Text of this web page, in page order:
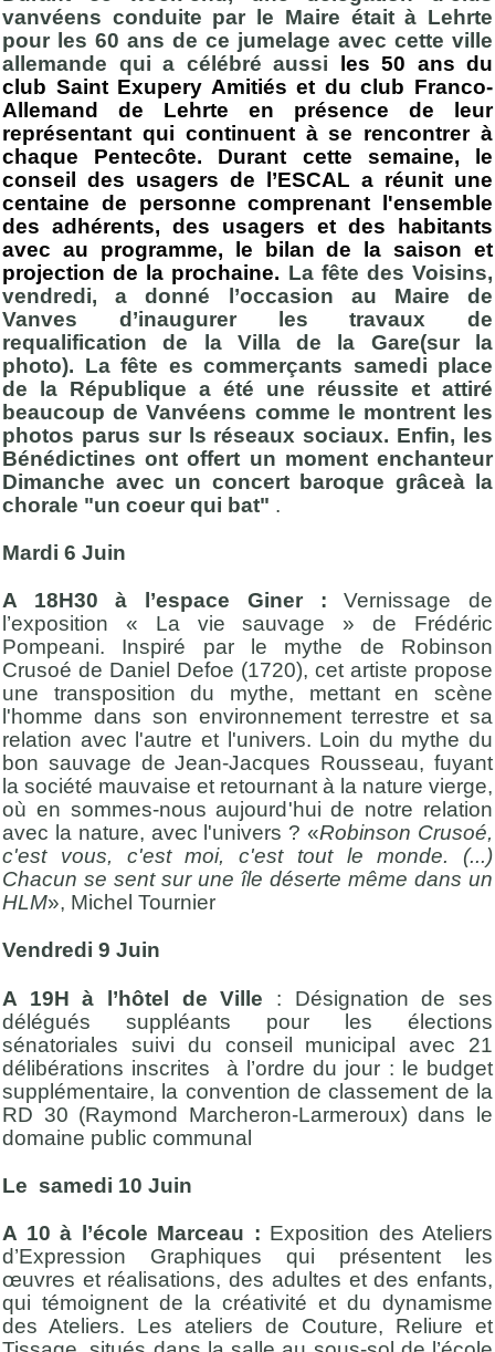
vanvéens conduite par le Maire était à Lehrte
pour les 60 ans de ce jumelage avec cette ville
allemande qui a célébré aussi les 50 ans du
club Saint Exupery Amitiés et du club Franco-
Allemand de Lehrte en présence de leur
représentant qui continuent à se rencontrer à
chaque Pentecôte. Durant cette semaine, le
conseil des usagers de l’ESCAL a réunit une
centaine de personne comprenant l'ensemble
des adhérents, des usagers et des habitants
avec au programme, le bilan de la saison et
projection de la prochaine. La fête des Voisins,
vendredi, a donné l’occasion au Maire de
Vanves d’inaugurer les travaux de
requalification de la Villa de la Gare(sur la
photo). La fête es commerçants samedi place
de la République a été une réussite et attiré
beaucoup de Vanvéens comme le montrent les
photos parus sur ls réseaux sociaux. Enfin, les
Bénédictines ont offert un moment enchanteur
Dimanche avec un concert baroque grâceà la
chorale "un coeur qui bat" .
Mardi 6 Juin
A 18H30 à l’espace Giner :Vernissage de
l’exposition « La vie sauvage » de Frédéric
Pompeani. Inspiré par le mythe de Robinson
Crusoé de Daniel Defoe (1720), cet artiste propose
une transposition du mythe, mettant en scène
l'homme dans son environnement terrestre et sa
relation avec l'autre et l'univers. Loin du mythe du
bon sauvage de Jean-Jacques Rousseau, fuyant
la société mauvaise et retournant à la nature vierge,
où en sommes-nous aujourd'hui de notre relation
avec la nature, avec l'univers ? «Robinson Crusoé,
c'est vous, c'est moi, c'est tout le monde. (...)
Chacun se sent sur une île déserte même dans un
HLM», Michel Tournier
Vendredi 9 Juin
A 19H à l’hôtel de Ville : Désignation de ses
délégués suppléants pour les élections
sénatoriales suivi du conseil municipal avec 21
délibérations inscrites à l’ordre du jour : le budget
supplémentaire, la convention de classement de la
RD 30 (Raymond Marcheron-Larmeroux) dans le
domaine public communal
Le samedi 10 Juin
A 10 à l’école Marceau : Exposition des Ateliers
d’Expression Graphiques qui présentent les
œuvres et réalisations, des adultes et des enfants,
qui témoignent de la créativité et du dynamisme
des Ateliers. Les ateliers de Couture, Reliure et